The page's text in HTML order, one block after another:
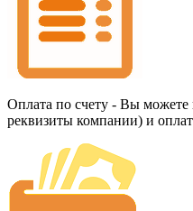
Оплата по счету - Вы можете
реквизиты компании) и